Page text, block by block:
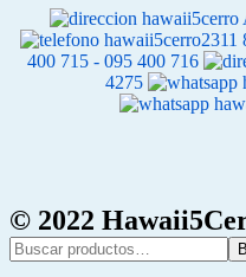
2311
400 715 - 095 400 716
4275
© 2022
Búsqueda
para:>